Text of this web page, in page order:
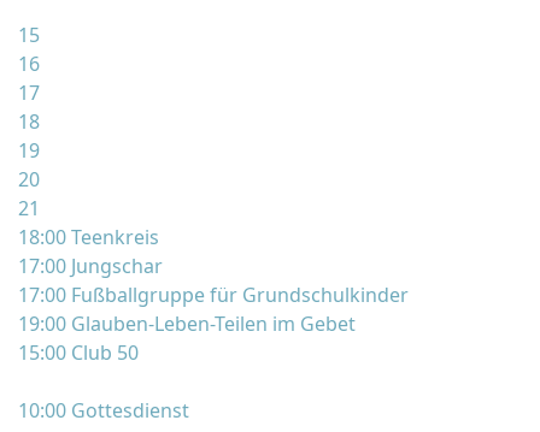
15
16
17
18
19
20
21
18:00 Teenkreis
17:00 Jungschar
17:00 Fußballgruppe für Grundschulkinder
19:00 Glauben-Leben-Teilen im Gebet
15:00 Club 50
10:00 Gottesdienst